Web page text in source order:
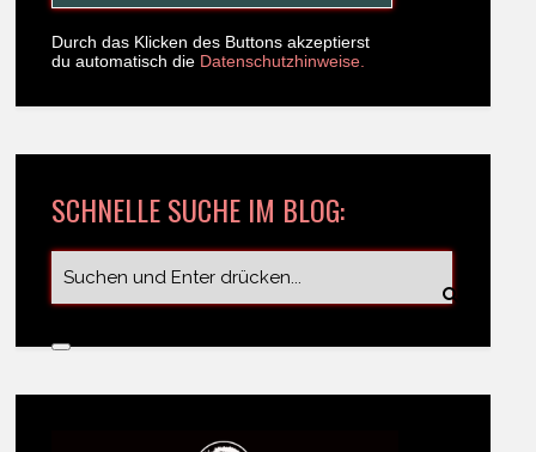
Durch das Klicken des Buttons akzeptierst
du automatisch die Datenschutzhinweise.
SCHNELLE SUCHE IM BLOG: